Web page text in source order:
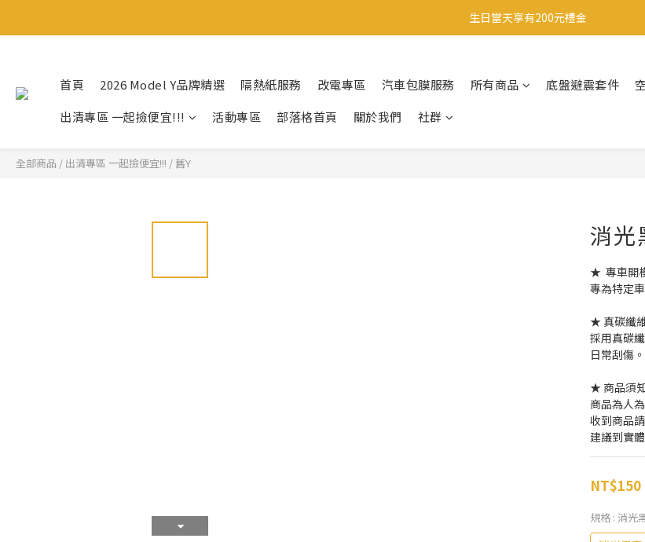
註冊會員享有200元禮金
生日當天享有200元禮金
首頁 2026 Model Y品牌精選 隔熱紙服務 改電專區 汽車包膜服務 所有商品 底盤避震套件
出清專區 一起撿便宜!!!
活動專區 部落格首頁 關於我們 社群
全部商品 / 出清專區 一起撿便宜!!! /舊Y
消
★  專車開
專為特定
★ 真碳纖
採用真碳
日常刮傷。
★ 商品須
商品為人
收到商品
建議到實
NT$150
規格 : 消光